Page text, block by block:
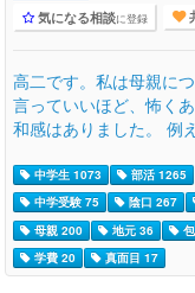
気になる相談に登録
高二です。私は母親に
言っていいほど、怖く
和感はありました。 例
中学生 1073 部活 1265
中学受験 75
陰口 267
母親 200
地元 36
学費 20
真面目 17